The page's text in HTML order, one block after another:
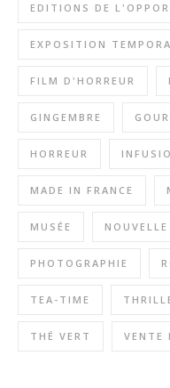
EDITIONS DE
EXPOSITION
FILM D'HORREUR
GINGEMBRE
HORREUR
MADE IN FRANCE
MUSÉE
PHOTOGRAPHIE
TEA-TIME
THÉ VERT VENTE